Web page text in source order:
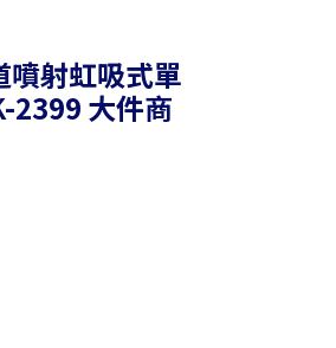
噴射虹吸式單
2399 大件商